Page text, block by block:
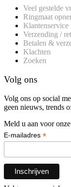
Veel gestelde
Ringmaat
Klantenservice
Verzending /
Betalen &
Klachten
Zoeken
Volg ons
Volg ons op social
geen nieuws, trends
Meld u aan voor
E-mailadres *